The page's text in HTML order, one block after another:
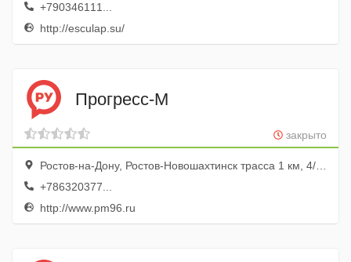
+790346111...
http://esculap.su/
Прогресс-М
закрыто
Ростов-на-Дону, Ростов-Новошахтинск трасса 1 км, 4/3, 2 этаж
+786320377...
http://www.pm96.ru